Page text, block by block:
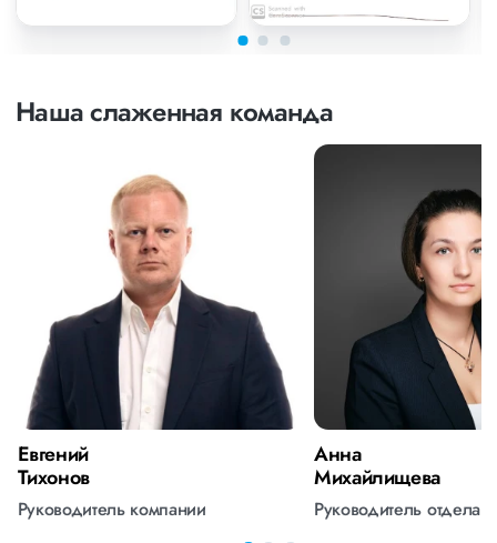
Наша слаженная команда
Евгений
Тихонов
Руководитель компании
Анна
Михайлищева
Руководитель отдела